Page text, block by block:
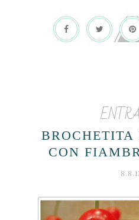
BROCHETITA
CON